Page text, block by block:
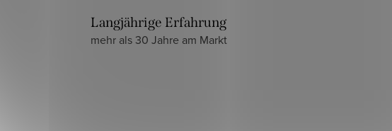
Langjährige Erfahrung
mehr als 30 Jahre am Markt